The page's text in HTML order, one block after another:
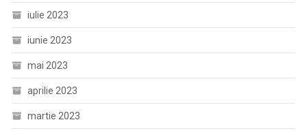
iulie 2023
iunie 2023
mai 2023
aprilie 2023
martie 2023